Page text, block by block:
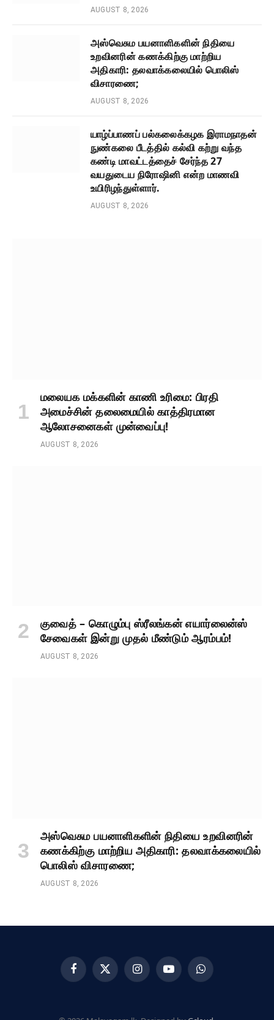
AUGUST 8, 2026
அஸ்வெசும பயனாளிகளின் நிதியை
உறவினரின் கணக்கிற்கு மாற்றிய
அதிகாரி: தலவாக்கலையில் பொலிஸ்
விசாரணை;
AUGUST 8, 2026
யாழ்ப்பாணப் பல்கலைக்கழக இராமநாதன்
நுண்கலை பீடத்தில் கல்வி கற்று வந்த
கண்டி மாவட்டத்தைச் சேர்ந்த 27
வயதுடைய நிரோஷினி என்ற மாணவி
உயிரிழந்துள்ளார்.
AUGUST 8, 2026
மலையக மக்களின் காணி உரிமை: பிரதி
அமைச்சின் தலைமையில் காத்திரமான
ஆலோசனைகள் முன்வைப்பு!
AUGUST 8, 2026
குவைத் – கொழும்பு ஸ்ரீலங்கன் எயார்லைன்ஸ்
சேவைகள் இன்று முதல் மீண்டும் ஆரம்பம்!
AUGUST 8, 2026
அஸ்வெசும பயனாளிகளின் நிதியை உறவினரின்
கணக்கிற்கு மாற்றிய அதிகாரி: தலவாக்கலையில்
பொலிஸ் விசாரணை;
AUGUST 8, 2026
FacebookX
(Twitter)
InstagramYouTubeWhatsApp